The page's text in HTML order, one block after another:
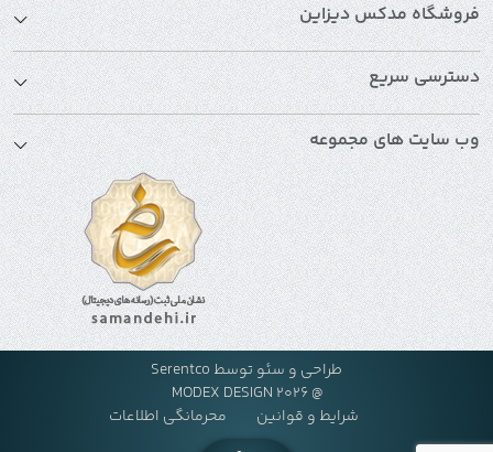
فروشگاه مدکس دیزاین
دسترسی سریع
وب سایت های مجموعه
طراحی و سئو توسط Serentco
@ MODEX DESIGN 2026
شرایط و قوانین
محرمانگی اطلاعات